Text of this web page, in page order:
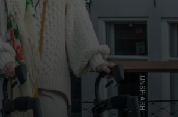
UNSPLASH